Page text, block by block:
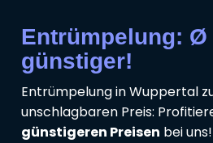
Entrümpelung: Ø
günstiger!
Entrümpelung in Wuppertal
unschlagbaren Preis:
günstigeren Preisen bei uns!